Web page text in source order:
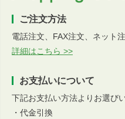
ご注文方法
電話注文、FAX注文、ネット
詳細はこちら >>
お支払いについて
下記お支払い方法よりお選び
・代金引換